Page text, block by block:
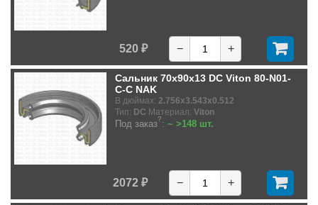
520 ₽ − +
Сальник 70x90x13 DC Viton 80-N01-
C-C NAK
В дюймах: 2.756x3.543x0.512
Тип: DC Материал: Viton
Под заказ?: ~ >148 шт.
2072 ₽ − +